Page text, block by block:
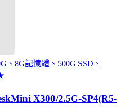
、8G記憶體、500G SSD、
X300/2.5G-SP4(R5-